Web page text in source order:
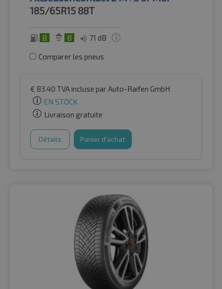
185/65R15 88T
B B 71 dB
Comparer les pneus
€ 83.40 TVA incluse par Auto-Raifen GmbH
EN STOCK
Livraison gratuite
Détails Panier d'achat